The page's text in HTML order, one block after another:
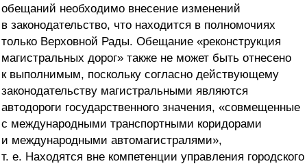
обещаний необходимо внесение изменений
в законодательство, что находится в полномочиях
только Верховной Рады. Обещание «реконструкция
магистральных дорог» также не может быть отнесено
к выполнимым, поскольку согласно действующему
законодательству магистральными являются
автодороги государственного значения, «совмещенные
с международными транспортными коридорами
и международными автомагистралями»,
т. е. Находятся вне компетенции управления городского